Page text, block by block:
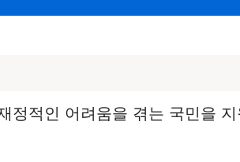
정적인 어려움을 겪는 국민을